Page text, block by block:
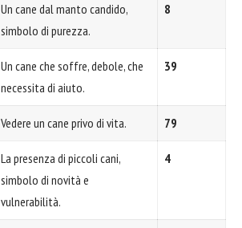
Un cane dal manto candido,
simbolo di purezza.
8
Un cane che soffre, debole, che
necessita di aiuto.
39
Vedere un cane privo di vita. 79
La presenza di piccoli cani,
simbolo di novità e
vulnerabilità.
4